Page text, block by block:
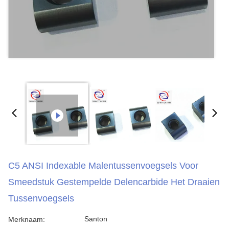
C5 ANSI Indexable Malentussenvoegsels Voor
Smeedstuk Gestempelde Delencarbide Het Draaien
Tussenvoegsels
Merknaam: Santon